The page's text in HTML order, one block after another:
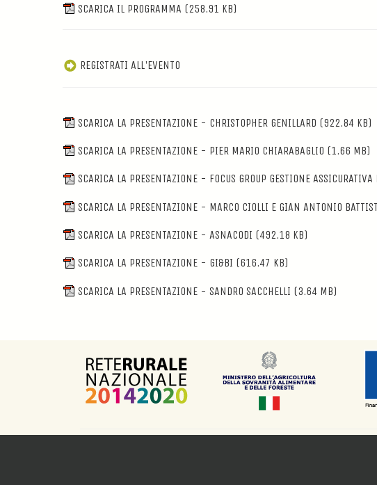
SCARICA IL PROGRAMMA (258.91 KB)
REGISTRATI ALL'EVENTO
SCARICA LA PRESENTAZIONE - CHRISTOPHER GENILLARD (922.84 KB)
SCARICA LA PRESENTAZIONE - PIER MARIO CHIARABAGLIO (1.66 MB)
SCARICA LA PRESENTAZIONE - FOCUS GROUP GESTIONE ASSICURATIVA
SCARICA LA PRESENTAZIONE - MARCO CIOLLI E GIAN ANTONIO
SCARICA LA PRESENTAZIONE - ASNACODI (492.18 KB)
SCARICA LA PRESENTAZIONE - GI&BI (616.47 KB)
SCARICA LA PRESENTAZIONE - SANDRO SACCHELLI (3.64 MB)